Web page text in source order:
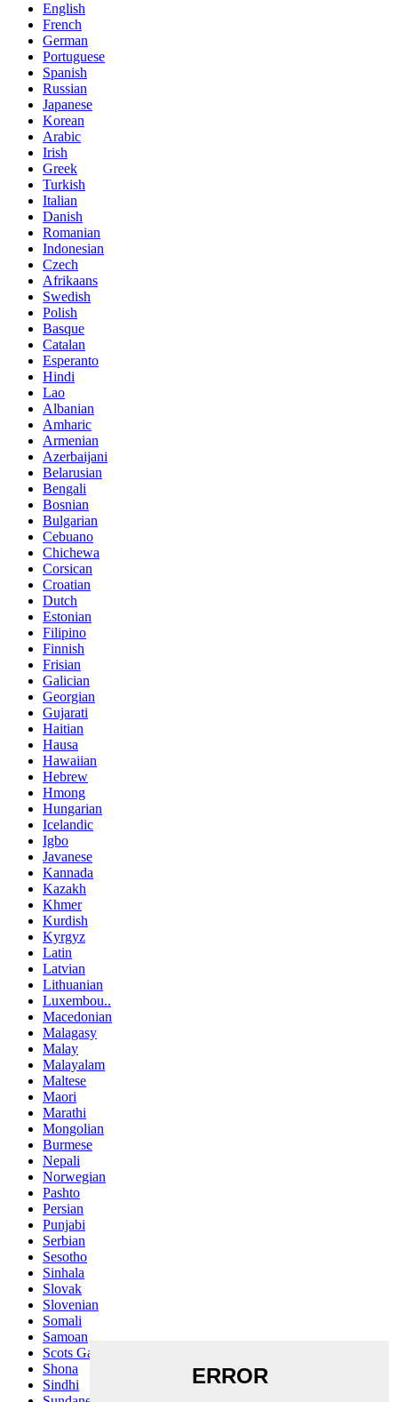
English
French
German
Portuguese
Spanish
Russian
Japanese
Korean
Arabic
Irish
Greek
Turkish
Italian
Danish
Romanian
Indonesian
Czech
Afrikaans
Swedish
Polish
Basque
Catalan
Esperanto
Hindi
Lao
Albanian
Amharic
Armenian
Azerbaijani
Belarusian
Bengali
Bosnian
Bulgarian
Cebuano
Chichewa
Corsican
Croatian
Dutch
Estonian
Filipino
Finnish
Frisian
Galician
Georgian
Gujarati
Haitian
Hausa
Hawaiian
Hebrew
Hmong
Hungarian
Icelandic
Igbo
Javanese
Kannada
Kazakh
Khmer
Kurdish
Kyrgyz
Latin
Latvian
Lithuanian
Luxembou..
Macedonian
Malagasy
Malay
Malayalam
Maltese
Maori
Marathi
Mongolian
Burmese
Nepali
Norwegian
Pashto
Persian
Punjabi
Serbian
Sesotho
Sinhala
Slovak
Slovenian
Somali
Samoan
Scots Gaelic
Shona
Sindhi